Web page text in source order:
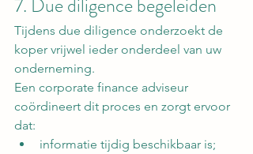
7. Due diligence begeleiden
Tijdens due diligence onderzoekt de
koper vrijwel ieder onderdeel van uw
onderneming.
Een corporate finance adviseur
coördineert dit proces en zorgt ervoor
dat:
informatie tijdig beschikbaar is;